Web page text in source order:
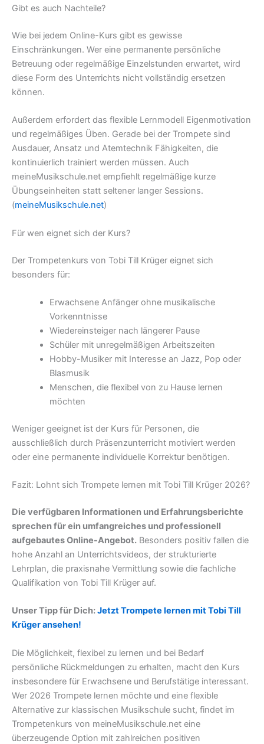
Gibt es auch Nachteile?
Wie bei jedem Online-Kurs gibt es gewisse
Einschränkungen. Wer eine permanente persönliche
Betreuung oder regelmäßige Einzelstunden erwartet, wird
diese Form des Unterrichts nicht vollständig ersetzen
können.
Außerdem erfordert das flexible Lernmodell Eigenmotivation
und regelmäßiges Üben. Gerade bei der Trompete sind
Ausdauer, Ansatz und Atemtechnik Fähigkeiten, die
kontinuierlich trainiert werden müssen. Auch
meineMusikschule.net empfiehlt regelmäßige kurze
Übungseinheiten statt seltener langer Sessions.
(meineMusikschule.net)
Für wen eignet sich der Kurs?
Der Trompetenkurs von Tobi Till Krüger eignet sich
besonders für:
Erwachsene Anfänger ohne musikalische
Vorkenntnisse
Wiedereinsteiger nach längerer Pause
Schüler mit unregelmäßigen Arbeitszeiten
Hobby-Musiker mit Interesse an Jazz, Pop oder
Blasmusik
Menschen, die flexibel von zu Hause lernen
möchten
Weniger geeignet ist der Kurs für Personen, die
ausschließlich durch Präsenzunterricht motiviert werden
oder eine permanente individuelle Korrektur benötigen.
Fazit: Lohnt sich Trompete lernen mit Tobi Till Krüger 2026?
Die verfügbaren Informationen und Erfahrungsberichte
sprechen für ein umfangreiches und professionell
aufgebautes Online-Angebot. Besonders positiv fallen die
hohe Anzahl an Unterrichtsvideos, der strukturierte
Lehrplan, die praxisnahe Vermittlung sowie die fachliche
Qualifikation von Tobi Till Krüger auf.
Unser Tipp für Dich:Jetzt Trompete lernen mit Tobi Till
Krüger ansehen!
Die Möglichkeit, flexibel zu lernen und bei Bedarf
persönliche Rückmeldungen zu erhalten, macht den Kurs
insbesondere für Erwachsene und Berufstätige interessant.
Wer 2026 Trompete lernen möchte und eine flexible
Alternative zur klassischen Musikschule sucht, findet im
Trompetenkurs von meineMusikschule.net eine
überzeugende Option mit zahlreichen positiven